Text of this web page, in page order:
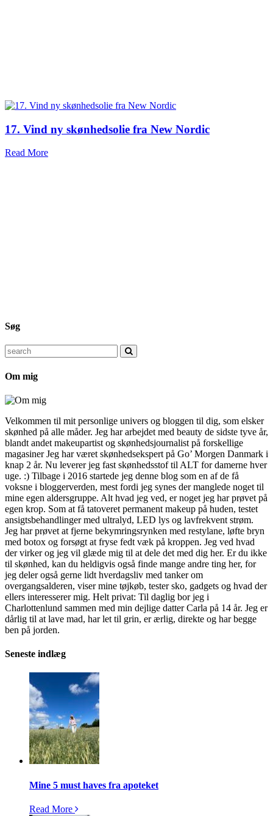
17. Vind ny skønhedsolie fra New Nordic
Read More
Søg
Search
for:
Om mig
Velkommen til mit personlige univers og bloggen til dig, som elsker
skønhed på alle måder. Jeg har arbejdet med beauty de sidste tyve år,
blandt andet makeupartist og skønhedsjournalist på forskellige
magasiner Jeg har været skønhedsekspert på Go’ Morgen Danmark i
knap 2 år. Nu leverer jeg fast skønhedsstof til ALT for damerne hver
uge. :) Tilbage i 2016 startede jeg denne blog som en af de få
voksne i bloggerverden, mest fordi jeg synes der manglede noget til
mine egen aldersgruppe. Alt hvad jeg ved, er noget jeg har prøvet på
egen krop. Som at få tatoveret permanent makeup på huden, testet
ansigtsbehandlinger med ultralyd, LED lys og lavfrekvent strøm.
Jeg har prøvet at fjerne bekymringsrynken med restylane, løfte bryn
med botox og forsøgt at fryse fedt væk på kroppen. Jeg ved hvad
der virker og jeg vil glæde mig til at dele det med dig her. Er du ikke
til skønhed, kan du heldigvis også finde mange andre ting her, for
jeg deler også gerne lidt hverdagsliv med tanker om
overgangsalderen, viser mine tøjkøb, tester sko, gadgets og hvad der
ellers interesserer mig. Helt privat: Til daglig bor jeg i
Charlottenlund sammen med min dejlige datter Carla på 14 år. Jeg er
dårlig til at lave mad, har let til grin, er ærlig, direkte og har begge
ben på jorden.
Seneste indlæg
Mine 5 must haves fra apoteket
Read More